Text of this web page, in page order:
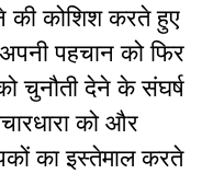
की कोशिश करते हुए
पहचान को फिर
चुनौती देने के संघर्ष
को और
का इस्तेमाल करते